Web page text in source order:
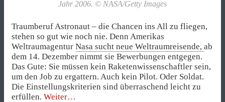
Jahr 2006. © NASA/Getty Images
Traumberuf Astronaut – die Chancen ins All zu fliegen,
stehen so gut wie noch nie. Denn Amerikas
Weltraumagentur Nasa sucht neue Weltraumreisende, ab
dem 14. Dezember nimmt sie Bewerbungen entgegen.
Das Gute: Sie müssen kein Raketenwissenschaftler sein,
um den Job zu ergattern. Auch kein Pilot. Oder Soldat.
Die Einstellungskriterien sind überraschend leicht zu
erfüllen. Weiter„Job